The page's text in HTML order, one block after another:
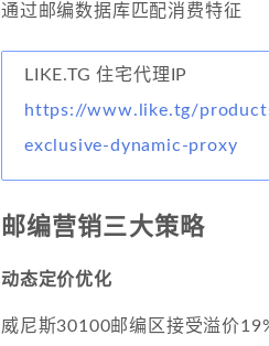
通过邮编数据库匹配消费特征
LIKE.TG 住宅代理IP
https://www.like.tg/
exclusive-dynamic-proxy
邮编营销三大策略
动态定价优化
威尼斯30100邮编区接受溢价